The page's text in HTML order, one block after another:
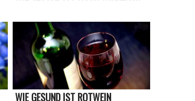
WIE GESUND IST ROTWEIN